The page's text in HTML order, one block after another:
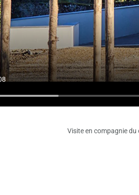
Visite en compagnie du